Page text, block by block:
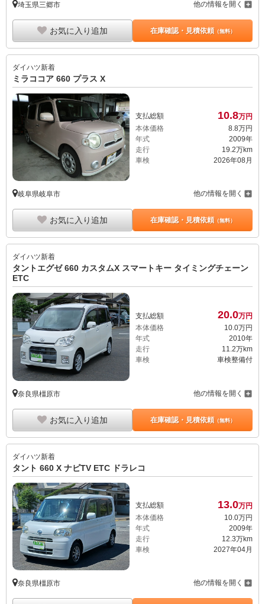
埼玉県三郷市 他の情報を開く
お気に入り追加 在庫確認・見積依頼（無料）
ダイハツ新着
ミラココア 660 プラス X
支払総額 10.8万円
本体価格
8. 8万円
年式
2009年
走行
19.2万km
車検
2026年08月
岐阜県岐阜市 他の情報を開く
お気に入り追加 在庫確認・見積依頼（無料）
ダイハツ新着
タントエグゼ 660 カスタムX スマートキー タイミングチェーン
ETC
支払総額 20.0万円
本体価格
10.0万円
年式
2010年
走行
11.2万km
車検
車検整備付
奈良県橿原市 他の情報を開く
お気に入り追加 在庫確認・見積依頼（無料）
ダイハツ新着
タント 660 X ナビTV ETC ドラレコ
支払総額 13.0万円
本体価格
10. 0万円
年式
2009年
走行
12.3万km
車検
2027年04月
奈良県橿原市 他の情報を開く